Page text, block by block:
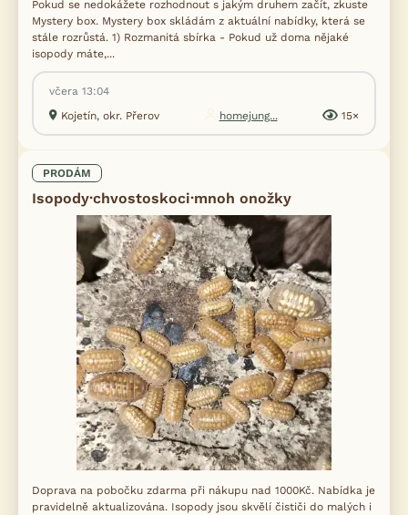
Pokud se nedokážete rozhodnout s jakým druhem začít, zkuste
Mystery box. Mystery box skládám z aktuální nabídky, která se
stále rozrůstá. 1) Rozmanitá sbírka - Pokud už doma nějaké
isopody máte,...
včera 13:04
Kojetín, okr. Přerov
homejung... 15×
PRODÁM
Isopody·chvostoskoci·mnoh onožky
Doprava na pobočku zdarma při nákupu nad 1000Kč. Nabídka je
pravidelně aktualizována. Isopody jsou skvělí čističi do malých i